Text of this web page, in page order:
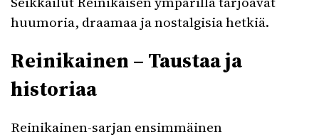
huumoria, draamaa ja nostalgisia hetkiä.
Reinikainen – Taustaa ja
historiaa
Reinikainen-sarjan ensimmäinen